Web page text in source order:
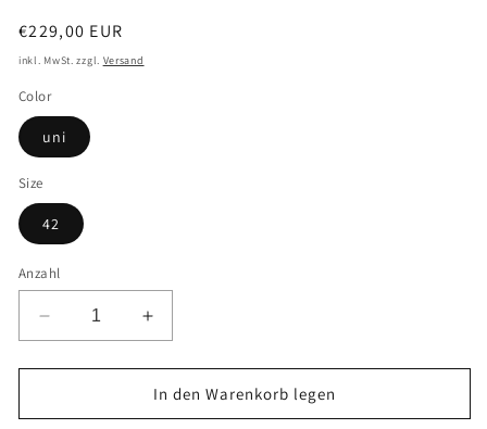
Normaler
Preis
€229,00 EUR
inkl. MwSt. zzgl. Versand
Color
uni
Size
42
Anzahl
Verringere
die
Menge
CEM
Erhöhe
die
Menge
für
CEM
In den Warenkorb legen